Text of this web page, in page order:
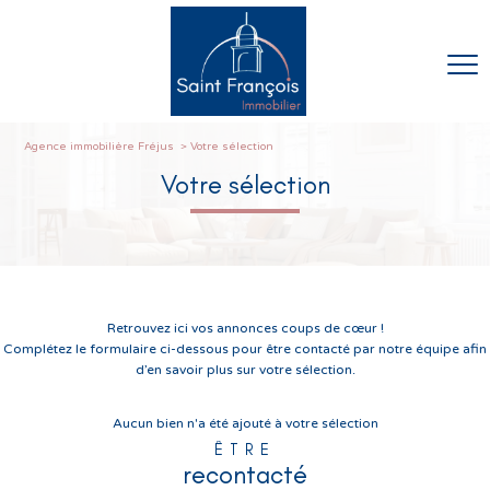
Agence immobilière Fréjus Votre sélection
votre sélection
Retrouvez ici vos annonces coups de cœur !
Complétez le formulaire ci-dessous pour être contacté par notre équipe afin
d’en savoir plus sur votre sélection.
Aucun bien n'a été ajouté à votre sélection
ÊTRE
recontacté